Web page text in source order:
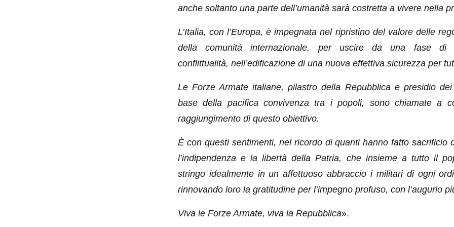
anche soltanto una parte dell’umanità sarà costretta a vivere nella
L’Italia, con l’Europa, è impegnata nel ripristino del valore delle
della comunità internazionale, per uscire da una fase di
conflittualità, nell’edificazione di una nuova effettiva sicurezza per
Le Forze Armate italiane, pilastro della Repubblica e presidio
base della pacifica convivenza tra i popoli, sono chiamate a
raggiungimento di questo obiettivo.
È con questi sentimenti, nel ricordo di quanti hanno fatto sacrificio
l’indipendenza e la libertà della Patria, che insieme a tutto il
stringo idealmente in un affettuoso abbraccio i militari di ogni
rinnovando loro la gratitudine per l’impegno profuso, con l’augurio
Viva le Forze Armate, viva la Repubblica».